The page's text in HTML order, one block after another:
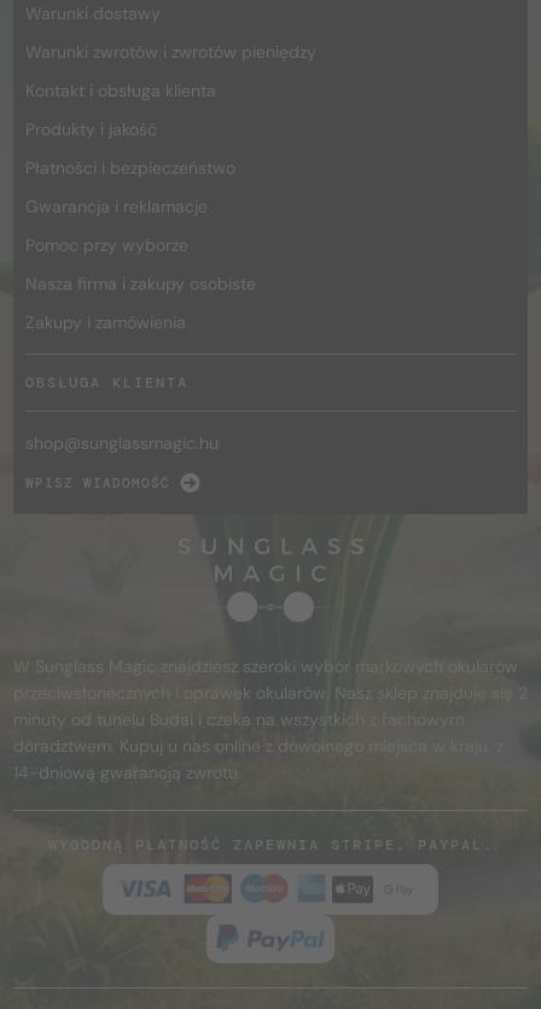
Warunki dostawy
Warunki zwrotów i zwrotów pieniędzy
Kontakt i obsługa klienta
Produkty i jakość
Płatności i bezpieczeństwo
Gwarancja i reklamacje
Pomoc przy wyborze
Nasza firma i zakupy osobiste
Zakupy i zamówienia
OBSŁUGA KLIENTA
shop@sunglassmagic.hu
WPISZ WIADOMOŚĆ
W Sunglass Magic znajdziesz szeroki wybór markowych okularów
przeciwsłonecznych i oprawek okularów. Nasz sklep znajduje się 2
minuty od tunelu Budai i czeka na wszystkich z fachowym
doradztwem. Kupuj u nas online z dowolnego miejsca w kraju, z
14-dniową gwarancją zwrotu.
WYGODNĄ PŁATNOŚĆ ZAPEWNIA STRIPE, PAYPAL.